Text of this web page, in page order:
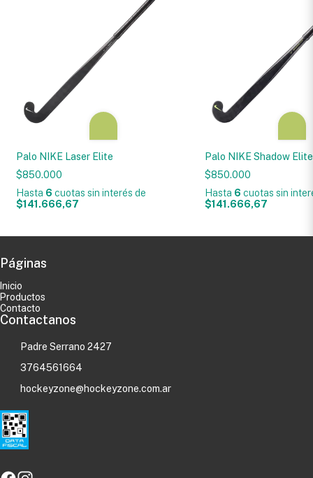
Palo NIKE Laser Elite
$850.000
Hasta 6 cuotas sin interés de
$141.666,67
Palo NIKE Shadow Elite
$850.000
Hasta 6 cuotas sin
$141.666,67
Páginas
Inicio
Productos
Contacto
Contactanos
Padre Serrano 2427
3764561664
hockeyzone@hockeyzone.com.ar